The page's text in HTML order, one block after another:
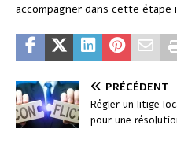
accompagner dans cette
PRÉCÉDENT
Régler un litige
pour une